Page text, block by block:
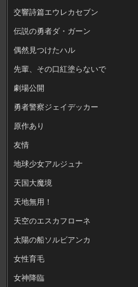
交響詩篇エウレカセブン
伝説の勇者ダ・ガーン
偶然見つけたハル
先輩、その口紅塗らないで
劇場公開
勇者警察ジェイデッカー
原作あり
友情
地球少女アルジュナ
天国大魔境
天地無用！
天空のエスカフローネ
太陽の船ソルビアンカ
女性育毛
女神降臨